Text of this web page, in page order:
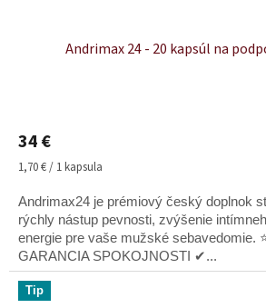
Andrimax 24 - 20 kapsúl na
produktu
je
5,0
z
hviezdičiek.
34 €
Jednotková
1,70 € / 1 kapsula
Andrimax24 je prémiový český doplnok
rýchly nástup pevnosti, zvýšenie
energie pre vaše mužské sebavedomie.
GARANCIA SPOKOJNOSTI ✔...
Tip